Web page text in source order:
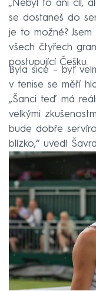
„Nebyl to ani cíl,
se dostaneš do
je to možné?
všech čtyřech
postupující Češku.
Byla sice – byť
v tenise se měří
„Šanci teď má
velkými
bude dobře
blízko,“ uvedl